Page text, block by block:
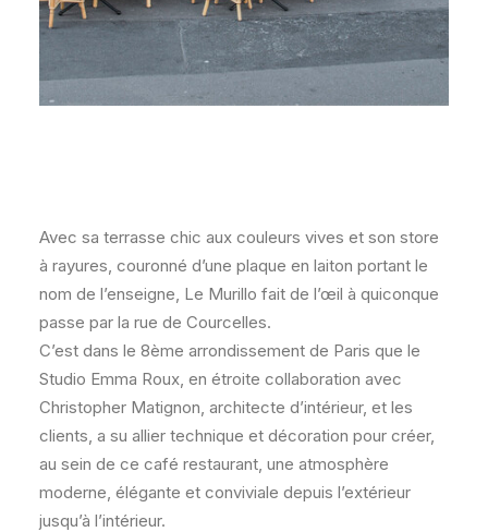
Avec sa terrasse chic aux couleurs vives et son store
à rayures, couronné d’une plaque en laiton portant le
nom de l’enseigne, Le Murillo fait de l’œil à quiconque
passe par la rue de Courcelles.
C’est dans le 8ème arrondissement de Paris que le
Studio Emma Roux, en étroite collaboration avec
Christopher Matignon, architecte d’intérieur, et les
clients, a su allier technique et décoration pour créer,
au sein de ce café restaurant, une atmosphère
moderne, élégante et conviviale depuis l’extérieur
jusqu’à l’intérieur.